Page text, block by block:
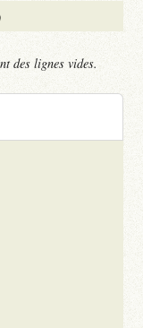
des lignes vides.